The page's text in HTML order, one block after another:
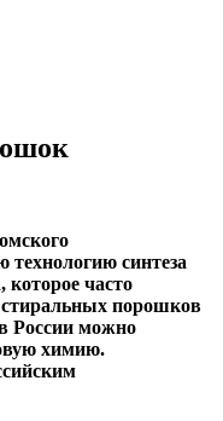
технологию синтеза
которое часто
стиральных порошков
России можно
химию.